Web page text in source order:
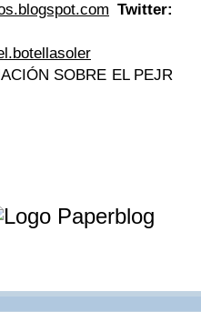
Twitter:
SOBRE EL PEJR